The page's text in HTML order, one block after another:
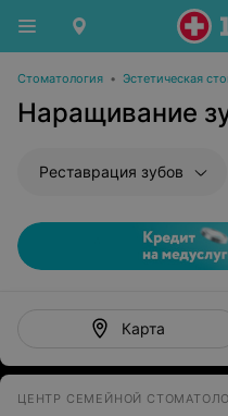
Стоматология • Эстетическая
Наращивание
Реставрация зубов
Карта
ЦЕНТР СЕМЕЙНОЙ